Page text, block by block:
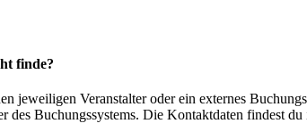
finde?
jeweiligen Veranstalter oder ein externes
des Buchungssystems. Die Kontaktdaten findest